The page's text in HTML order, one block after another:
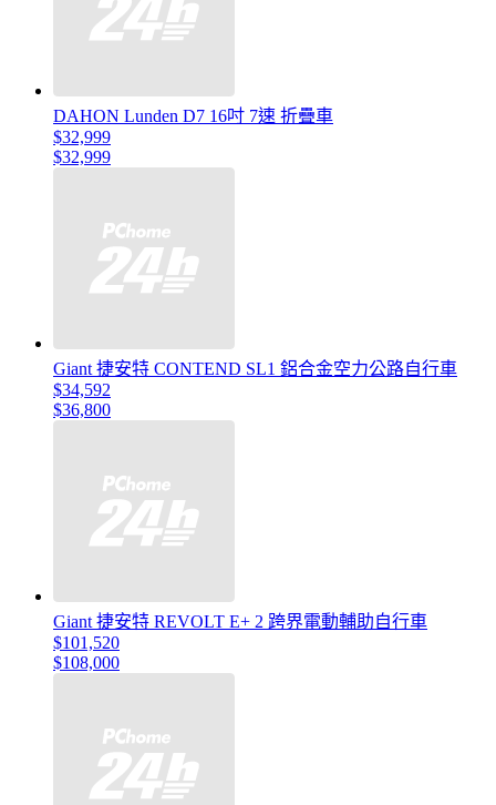
DAHON Lunden D7 16吋 7速 折疊車
$32,999
$32,999
Giant 捷安特 CONTEND SL1 鋁合金空力公路自行車
$34,592
$36,800
Giant 捷安特 REVOLT E+ 2 跨界電動輔助自行車
$101,520
$108,000